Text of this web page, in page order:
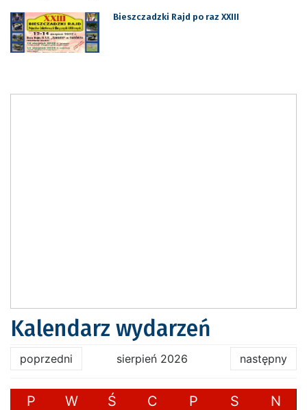
Bieszczadzki Rajd po raz XXIII
Kalendarz wydarzeń
poprzedni sierpień 2026 następny
P W Ś C P S N